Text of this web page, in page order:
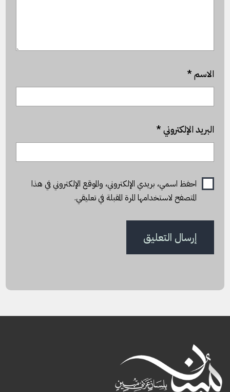
الاسم*
البريد الإلكتروني*
احفظ اسمي، بريدي الإلكتروني، والموقع الإلكتروني في هذا
المتصفح لاستخدامها المرة المقبلة في تعليقي.